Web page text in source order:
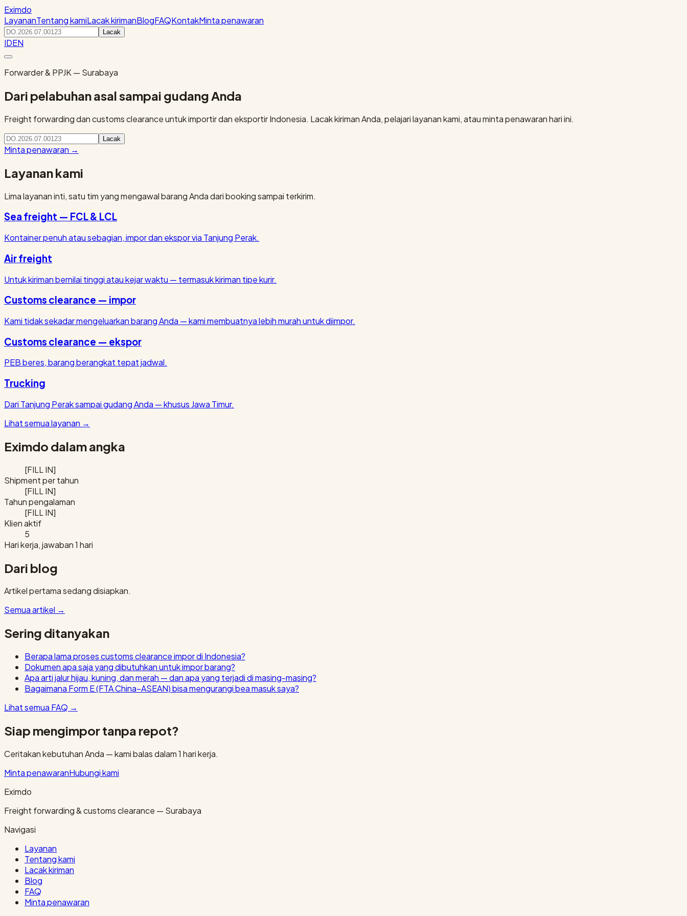
Eximdo
LayananTentang kamiLacak kirimanBlogFAQKontakMinta penawaran
Lacak
IDEN
Forwarder & PPJK — Surabaya
Dari pelabuhan asal sampai gudang Anda
Freight forwarding dan customs clearance untuk importir dan eksportir Indonesia. Lacak kiriman Anda, pelajari layanan kami, atau minta penawaran hari ini.
Lacak
Minta penawaran →
Layanan kami
Lima layanan inti, satu tim yang mengawal barang Anda dari booking sampai terkirim.
Sea freight — FCL & LCL
Kontainer penuh atau sebagian, impor dan ekspor via Tanjung Perak.
Air freight
Untuk kiriman bernilai tinggi atau kejar waktu — termasuk kiriman tipe kurir.
Customs clearance — impor
Kami tidak sekadar mengeluarkan barang Anda — kami membuatnya lebih murah untuk diimpor.
Customs clearance — ekspor
PEB beres, barang berangkat tepat jadwal.
Trucking
Dari Tanjung Perak sampai gudang Anda — khusus Jawa Timur.
Lihat semua layanan →
Eximdo dalam angka
[FILL IN]
Shipment per tahun
[FILL IN]
Tahun pengalaman
[FILL IN]
Klien aktif
5
Hari kerja, jawaban 1 hari
Dari blog
Artikel pertama sedang disiapkan.
Semua artikel →
Sering ditanyakan
Berapa lama proses customs clearance impor di Indonesia?
Dokumen apa saja yang dibutuhkan untuk impor barang?
Apa arti jalur hijau, kuning, dan merah — dan apa yang terjadi di masing-masing?
Bagaimana Form E (FTA China–ASEAN) bisa mengurangi bea masuk saya?
Lihat semua FAQ →
Siap mengimpor tanpa repot?
Ceritakan kebutuhan Anda — kami balas dalam 1 hari kerja.
Minta penawaranHubungi kami
Eximdo
Freight forwarding & customs clearance — Surabaya
Navigasi
Layanan
Tentang kami
Lacak kiriman
Blog
FAQ
Minta penawaran